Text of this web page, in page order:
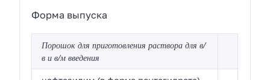
Форма выпуска
Порошок для приготовления раствора для в/
в и в/м введения